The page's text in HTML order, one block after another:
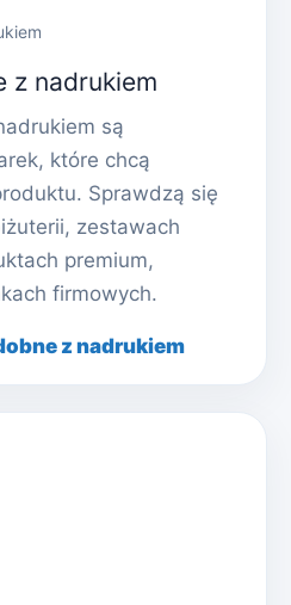
z nadrukiem
są
które chcą
Sprawdzą się
zestawach
premium,
firmowych.
z nadrukiem